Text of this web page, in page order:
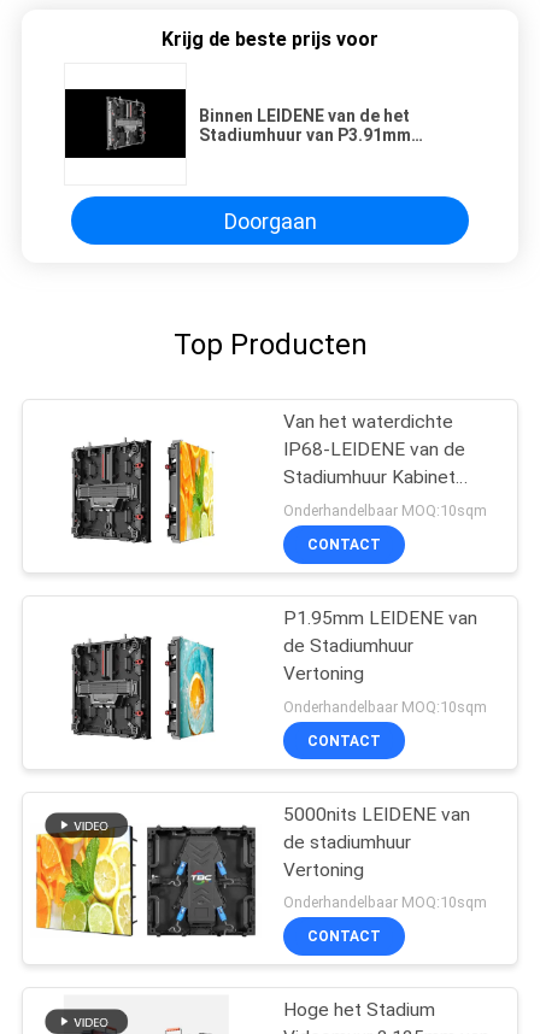
Krijg de beste prijs voor
Binnen LEIDENE van de het
Stadiumhuur van P3.91mm
Doorgaan
Top Producten
Van het waterdichte
IP68-LEIDENE van de
Stadiumhuur Kabinet
Vertonings het Matrijs
Gegoten Aluminium
Onderhandelbaar MOQ:10sqm
CONTACT
P1.95mm LEIDENE van
de Stadiumhuur
Vertoning
Onderhandelbaar MOQ:10sqm
CONTACT
5000nits LEIDENE van
de stadiumhuur
Vertoning
Onderhandelbaar MOQ:10sqm
CONTACT
Hoge het Stadium